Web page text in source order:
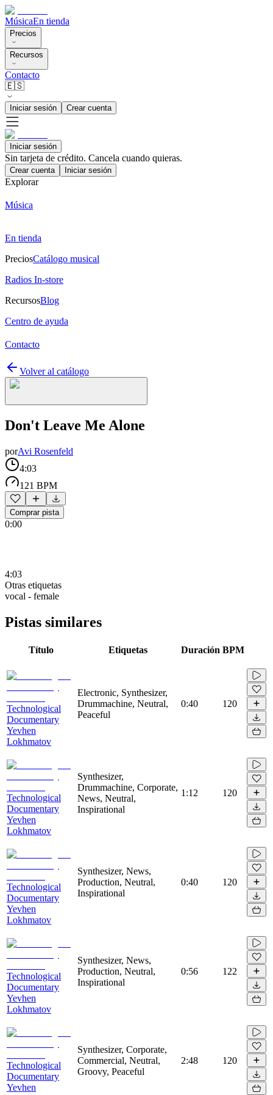
MúsicaEn tienda
Precios
Recursos
Contacto
🇪🇸
Iniciar sesión Crear cuenta
Iniciar sesión
Sin tarjeta de crédito. Cancela cuando quieras.
Crear cuenta Iniciar sesión
Explorar
Música
En tienda
PreciosCatálogo musical
Radios In-store
RecursosBlog
Centro de ayuda
Contacto
Volver al catálogo
Don't Leave Me Alone
porAvi Rosenfeld
4:03
121 BPM
Comprar pista
0:00
4:03
Otras etiquetas
vocal - female
Pistas similares
Título Etiquetas Duración BPM
Technological
Documentary
Yevhen
Lokhmatov
Electronic, Synthesizer,
Drummachine, Neutral,
Peaceful
0:40 120
Technological
Documentary
Yevhen
Lokhmatov
Synthesizer,
Drummachine, Corporate,
News, Neutral,
Inspirational
1:12 120
Technological
Documentary
Yevhen
Lokhmatov
Synthesizer, News,
Production, Neutral,
Inspirational
0:40 120
Technological
Documentary
Yevhen
Lokhmatov
Synthesizer, News,
Production, Neutral,
Inspirational
0:56 122
Technological
Documentary
Yevhen
Synthesizer, Corporate,
Commercial, Neutral,
Groovy, Peaceful
2:48 120